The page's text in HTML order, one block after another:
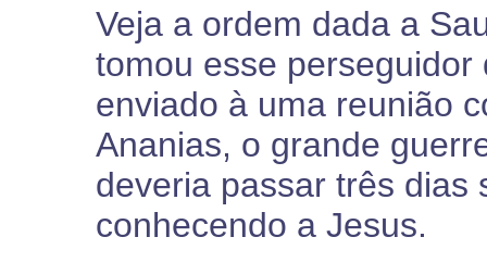
Veja a ordem dada a
tomou esse
enviado à uma reunião
Ananias, o grande
deveria passar três dias
conhecendo a Jesus.